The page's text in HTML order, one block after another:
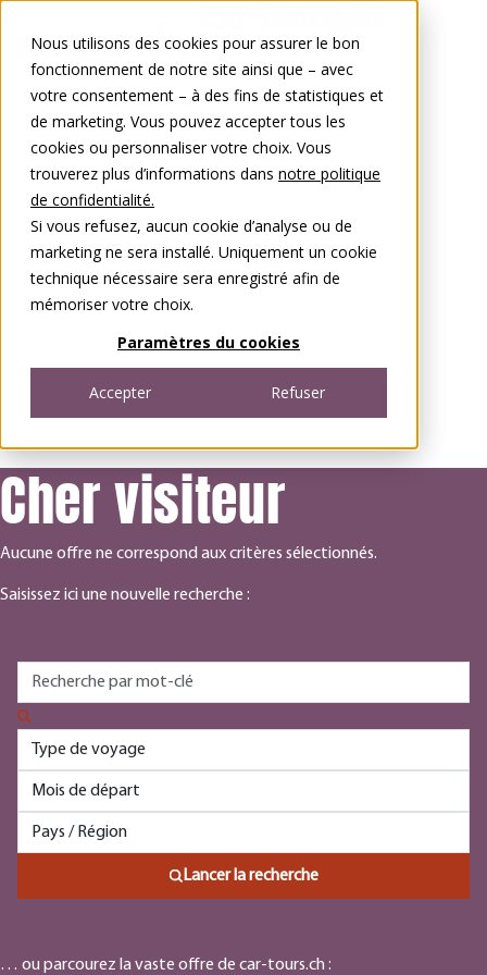
Nous utilisons des cookies pour assurer le bon
fonctionnement de notre site ainsi que – avec
votre consentement – à des fins de statistiques et
de marketing. Vous pouvez accepter tous les
cookies ou personnaliser votre choix. Vous
trouverez plus d’informations dans notre politique
de confidentialité.
Si vous refusez, aucun cookie d’analyse ou de
marketing ne sera installé. Uniquement un cookie
technique nécessaire sera enregistré afin de
mémoriser votre choix.
Paramètres du cookies
Accepter Refuser
0848 00 77 88
Cher visiteur
Aucune offre ne correspond aux critères sélectionnés.
Saisissez ici une nouvelle recherche :
Lancer la recherche
… ou parcourez la vaste offre de car-tours.ch :